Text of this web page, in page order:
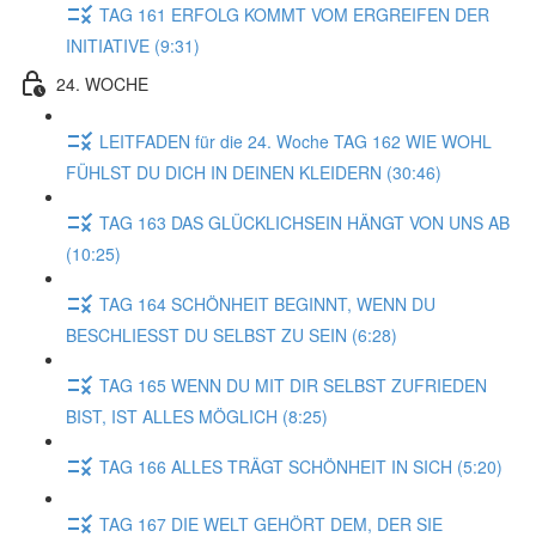
TAG 161 ERFOLG KOMMT VOM ERGREIFEN DER
INITIATIVE (9:31)
24. WOCHE
LEITFADEN für die 24. Woche TAG 162 WIE WOHL
FÜHLST DU DICH IN DEINEN KLEIDERN (30:46)
TAG 163 DAS GLÜCKLICHSEIN HÄNGT VON UNS AB
(10:25)
TAG 164 SCHÖNHEIT BEGINNT, WENN DU
BESCHLIESST DU SELBST ZU SEIN (6:28)
TAG 165 WENN DU MIT DIR SELBST ZUFRIEDEN
BIST, IST ALLES MÖGLICH (8:25)
TAG 166 ALLES TRÄGT SCHÖNHEIT IN SICH (5:20)
TAG 167 DIE WELT GEHÖRT DEM, DER SIE